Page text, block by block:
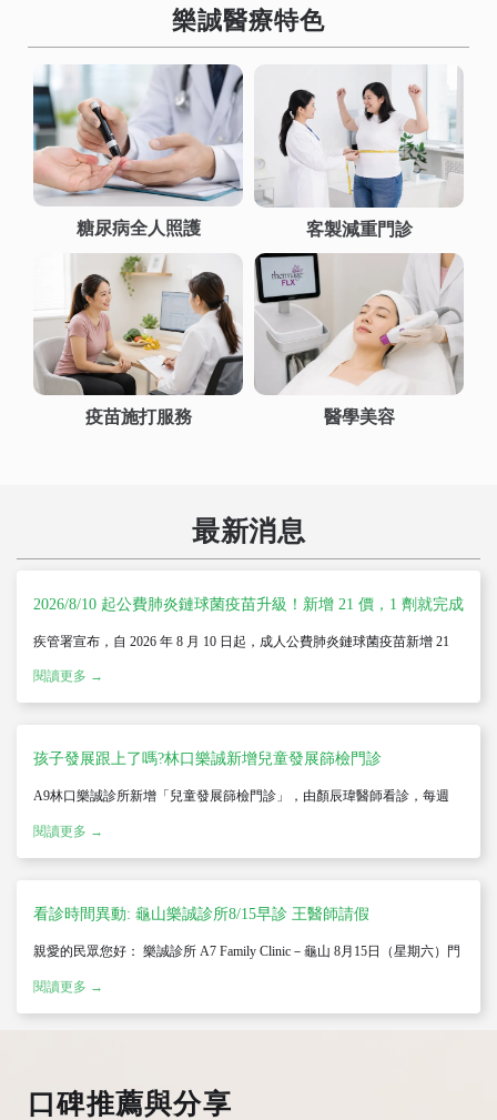
樂誠醫療特色
糖尿病全人照護 客製減重門診
疫苗施打服務 醫學美容
最新消息
2026/8/10 起公費肺炎鏈球菌疫苗升級！新增 21 價，1 劑就完成
疾管署宣布，自 2026 年 8 月 10 日起，成人公費肺炎鏈球菌疫苗新增 21
（PCV21）擇一施打，1 劑即完成接種，取代過去「13 價結合型＋23 價多
險。
閱讀更多 →
孩子發展跟上了嗎?林口樂誠新增兒童發展篩檢門診
A9林口樂誠診所新增「兒童發展篩檢門診」，由顏辰瑋醫師看診，每週
次，評估內容包含精細動作、語言認知、粗大動作及社會發展四大面向，
閱讀更多 →
看診時間異動: 龜山樂誠診所8/15早診 王醫師請假
親愛的民眾您好： 樂誠診所 A7 Family Clinic－龜山 8月15日（星期六）門
王薏珊醫師正常看診。 造成不便，敬請見諒。建議看診前先行確認門診資
閱讀更多 →
口碑推薦與分享